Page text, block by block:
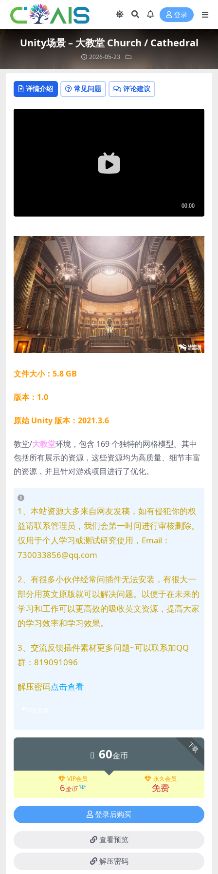
登录
Unity场景 – 大教堂 Church / Cathedral
2026-05-23
详情介绍 常见问题 评论建议
文件大小：5.8 GB
版本：1.0
原始 Unity 版本：2021.3.6
教堂/大教堂环境，包含 169 个独特的网格模型。其中
包括所有展示的资源，这些资源均为高质量、细节丰富
的资源，并且针对游戏项目进行了优化。
1、本站资源大多来自网友发稿，如有侵犯你的权
益请联系管理员，我们会第一时间进行审核删除。
仅用于个人学习或测试研究使用，Email：
730033856@qq.com
2、有很多小伙伴经常问插件无法安装，有很大一
部分用英文原版就可以解决问题。以便于在未来的
学习和工作可以更高效的吸收英文资源，提高大家
的学习效率和学习效果。
3、交流反馈插件素材更多问题~可以联系加QQ
群：819091096
解压密码点击查看
下载
60金币
VIP会员
6金币 1折
永久会员
免费
登录后购买
查看预览
解压密码